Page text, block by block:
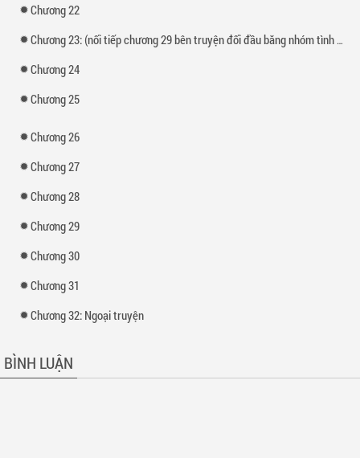
Chương 22
Chương 23: (nối tiếp chương 29 bên truyện đối đầu băng nhóm tình yêu)
Chương 24
Chương 25
Chương 26
Chương 27
Chương 28
Chương 29
Chương 30
Chương 31
Chương 32: Ngoại truyện
BÌNH LUẬN